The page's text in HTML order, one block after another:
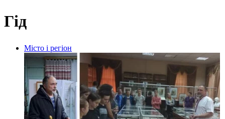
Гід
Місто і регіон